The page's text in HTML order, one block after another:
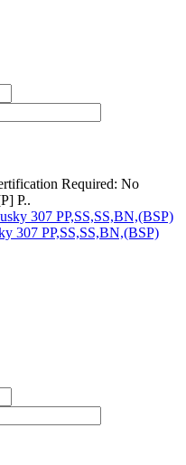
Required: No
P..
307 PP,SS,SS,BN,(BSP)